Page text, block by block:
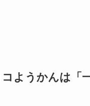
ようかんは「